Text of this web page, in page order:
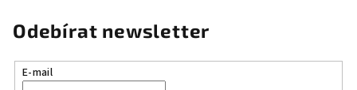
Odebírat newsletter
E-mail